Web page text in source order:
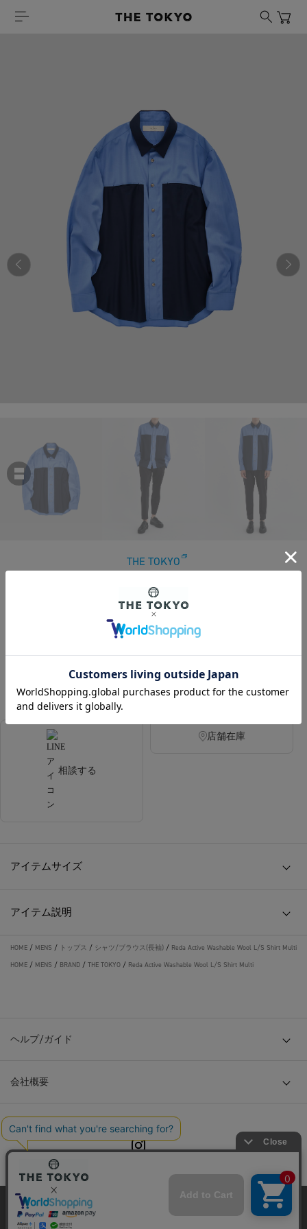
THE TOKYO
Reda Active Washable Wool L/S Shirt Multi
￥42,900税込
390ポイント付与
GREY NAVY
相談する
店舗在庫
アイテムサイズ
アイテム説明
HOME / MENS / トップス / シャツ/ブラウス(長袖) / Reda Active Washable Wool L/S Shirt Multi
HOME / MENS / BRAND / THE TOKYO / Reda Active Washable Wool L/S Shirt Multi
ヘルプ/ガイド
会社概要
© TOKYO BASE CO., LTD
当サイトはクッキー(cookie)を使用します。クッキーはサイト内
の一部の機能および、サイトの使用状況の分析からマーケティ